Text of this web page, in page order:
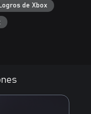
de Xbox